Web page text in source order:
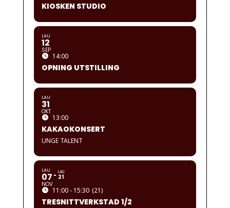
KIOSKEN STUDIO
LAU
12
SEP
14:00
OPNING UTSTILLING
LAU
31
OKT
13:00
KAKAOKONSERT
UNGE TALENT
LAU
07
NOV
LAU
21
11:00 - 15:30 (21)
TRESNITTVERKSTAD 1/2